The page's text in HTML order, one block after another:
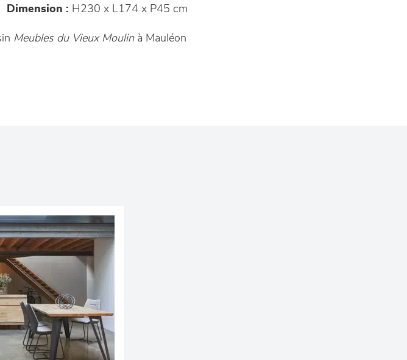
Dimension : H230 x L174 x P45 cm
Meubles du Vieux Moulinà Mauléon